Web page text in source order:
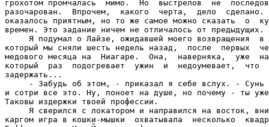
грохотом промчалась  мимо.  Но  выстрелов  не
разочарован.  Впрочем,  какого  черта,  дело  сделано.
оказалось приятным, но то же самое можно сказать  о
времен. Это задание ничем не отличалось от предыдущих.
Я подумал о Лайзе, ожидавшей моего возвращения  в
который мы сняли шесть недель назад,  после  первых
медового месяца на  Ниагаре.  Она,  наверняка,  уже
который  раз  подогревает  ужин  и  недоумевает,
задержать...
- Забудь об этом, - приказал я себе вслух. - Сунь
и сотри все это. Ну, поноет на душе, но почему - ты
Таковы издержки твоей профессии.
Я сверился с локатором и направился на восток,
каргом игра в кошки-мышки  охватывала  несколько